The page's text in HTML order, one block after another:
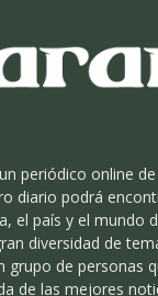
periódico online
diario podrá
el país y el mundo
diversidad de
grupo de personas
de las mejores